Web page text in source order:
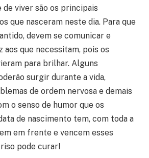
de viver são os principais
que nasceram neste dia. Para que
devem se comunicar e
aos que necessitam, pois os
para brilhar. Alguns
surgir durante a vida,
de ordem nervosa e demais
o senso de humor que os
de nascimento tem, com toda a
em frente e vencem esses
pode curar!